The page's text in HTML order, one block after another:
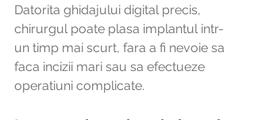
Datorita ghidajului digital precis,
chirurgul poate plasa implantul intr-
un timp mai scurt, fara a fi nevoie sa
faca incizii mari sau sa efectueze
operatiuni complicate.